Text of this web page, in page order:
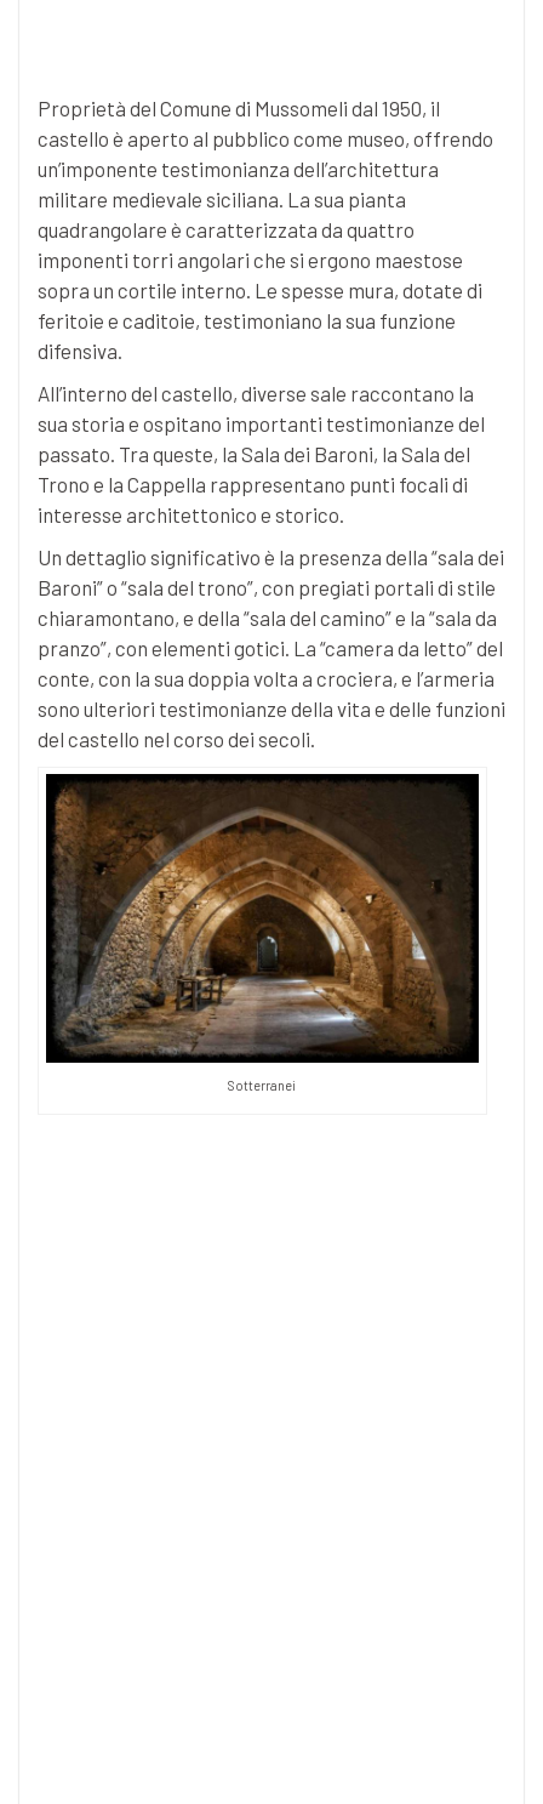
Proprietà del Comune di Mussomeli dal 1950, il
castello è aperto al pubblico come museo, offrendo
un’imponente testimonianza dell’architettura
militare medievale siciliana. La sua pianta
quadrangolare è caratterizzata da quattro
imponenti torri angolari che si ergono maestose
sopra un cortile interno. Le spesse mura, dotate di
feritoie e caditoie, testimoniano la sua funzione
difensiva.
All’interno del castello, diverse sale raccontano la
sua storia e ospitano importanti testimonianze del
passato. Tra queste, la Sala dei Baroni, la Sala del
Trono e la Cappella rappresentano punti focali di
interesse architettonico e storico.
Un dettaglio significativo è la presenza della “sala dei
Baroni” o “sala del trono”, con pregiati portali di stile
chiaramontano, e della “sala del camino” e la “sala da
pranzo”, con elementi gotici. La “camera da letto” del
conte, con la sua doppia volta a crociera, e l’armeria
sono ulteriori testimonianze della vita e delle funzioni
del castello nel corso dei secoli.
Sotterranei